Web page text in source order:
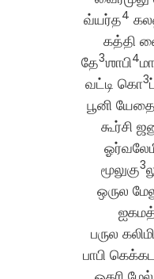
வ்யர்த4
கத்தி
தே3ஶாபி4
வட்டி கொ3
பூனி யேதை
கூர்சி
மூலுகு3
ஒருல
பருல
பாபி